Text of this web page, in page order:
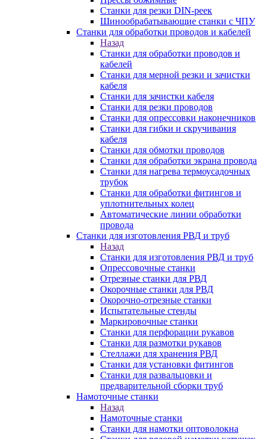
Станки для резки DIN-реек
Шинообрабатывающие станки с ЧПУ
Станки для обработки проводов и кабелей
Назад
Станки для обработки проводов и
кабелей
Станки для мерной резки и зачистки
кабеля
Станки для зачистки кабеля
Станки для резки проводов
Станки для опрессовки наконечников
Станки для гибки и скручивания
кабеля
Станки для обмотки проводов
Станки для обработки экрана провода
Станки для нагрева термоусадочных
трубок
Станки для обработки фитингов и
уплотнительных колец
Автоматические линии обработки
провода
Станки для изготовления РВД и труб
Назад
Станки для изготовления РВД и труб
Опрессовочные станки
Отрезные станки для РВД
Окорочные станки для РВД
Окорочно-отрезные станки
Испытательные стенды
Маркировочные станки
Станки для перфорации рукавов
Станки для размотки рукавов
Стеллажи для хранения РВД
Станки для установки фитингов
Станки для развальцовки и
предварительной сборки труб
Намоточные станки
Назад
Намоточные станки
Станки для намотки оптоволокна